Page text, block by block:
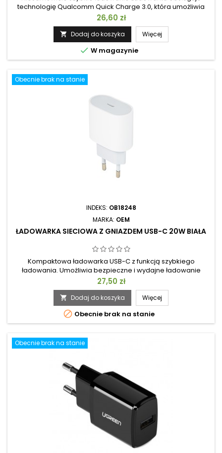
technologię Qualcomm Quick Charge 3.0, która umożliwia
kilkukrotne ładowanie kompatybilnych urządzeń! Jedna
ładowarka - do 3 portów USB Ładowarka umożliwia
jednoczesne ładowanie 3 urządzeń. Wbudowany moduł
automatycznie wykrywa podłączone urządzenie i ładuje je
maksymalnym odpowiednim dla niego prądem....
Cena
26,60 zł
 Dodaj do koszyka Więcej
 W magazynie
Obecnie brak na stanie
INDEKS: OB18248
MARKA: OEM
ŁADOWARKA SIECIOWA Z GNIAZDEM USB-C 20W BIAŁA
Kompaktowa ładowarka USB-C z funkcją szybkiego
ładowania. Umożliwia bezpieczne i wydajne ładowanie
smartfonów, tabletów lub powerbanków. Posiada
inteligentne dostosowanie ładowania, ochronę przed
przepięciem, przeciążeniem i zwarciem. Niewielkie rozmiary
sprawiają, że idealnie nadaje się do domu i podróży.
Cena
27,50 zł
 Dodaj do koszyka Więcej
 Obecnie brak na stanie
Obecnie brak na stanie